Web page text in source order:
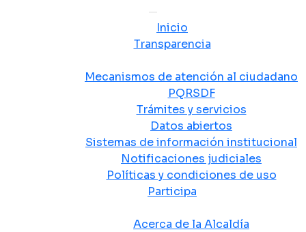
Inicio
Transparencia
Mecanismos de atención al ciudadano
PQRSDF
Trámites y servicios
Datos abiertos
Sistemas de información institucional
Notificaciones judiciales
Políticas y condiciones de uso
Participa
Acerca de la Alcaldía